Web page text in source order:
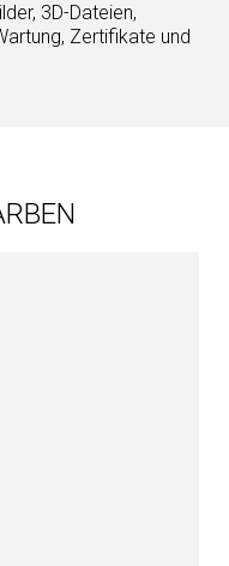
3D-Dateien,
Zertifikate und